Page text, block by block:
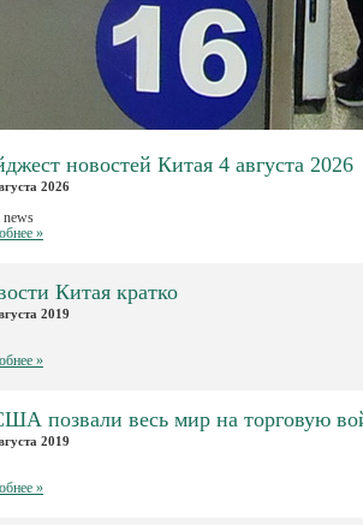
новостей Китая 4 августа 2026
2026
news
»
Китая кратко
2019
»
позвали весь мир на торговую
2019
»